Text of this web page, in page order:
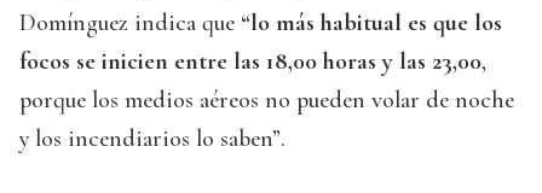
Domínguez indica que “lo más habitual es que los
focos se inicien entre las 18,00 horas y las 23,00,
porque los medios aéreos no pueden volar de noche
y los incendiarios lo saben”.